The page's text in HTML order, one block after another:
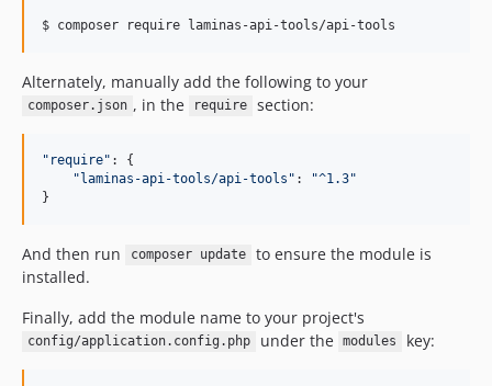
$ composer require laminas-api-tools/api-tools
Alternately, manually add the following to your
composer.json , in the require section:
"require" : {
"laminas-api-tools/api-tools" :
"^1.3"
}
And then run composer update
to ensure the module is
installed.
Finally, add the module name to your project's
config/application.config.php under the modules key: